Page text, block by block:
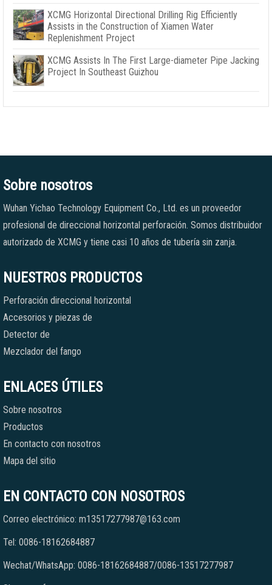
XCMG Horizontal Directional Drilling Rig Efficiently
Assists in the Construction of Xiamen Water
Replenishment Project
XCMG Assists In The First Large-diameter Pipe Jacking
Project In Southeast Guizhou
Sobre nosotros
Wuhan Yichao Technology Equipment Co., Ltd. es un proveedor
profesional de direccional horizontal perforación. Somos distribuidor
autorizado de XCMG y tiene casi 10 años de tubería sin zanja.
NUESTROS PRODUCTOS
Perforación direccional horizontal
Accesorios y piezas de
Detector de
Mezclador del fango
ENLACES ÚTILES
Sobre nosotros
Productos
En contacto con nosotros
Mapa del sitio
EN CONTACTO CON NOSOTROS
Correo electrónico: m13517277987@163.com
Tel: 0086-18162684887
Wechat/WhatsApp: 0086-18162684887/0086-13517277987